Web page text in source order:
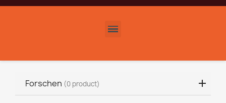
Forschen (0 product)